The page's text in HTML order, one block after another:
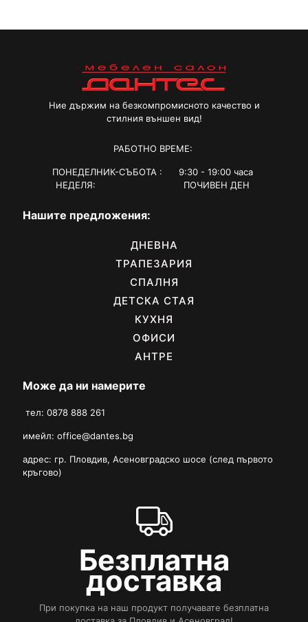
Ние държим на безкомпромисното качество и
стилния външен вид!
РАБОТНО ВРЕМЕ:
ПОНЕДЕЛНИК-СЪБОТА : 9:30 - 19:00 часа
НЕДЕЛЯ: ПОЧИВЕН ДЕН
Нашите предложения:
ДНЕВНА
ТРАПЕЗАРИЯ
СПАЛНЯ
ДЕТСКА СТАЯ
КУХНЯ
ОФИСИ
АНТРЕ
Може да ни намерите
тел: 0878 888 261
имейл: office@dantes.bg
адрес: гр. Пловдив, Асеновградско шосе (след първото
кръгово)
Безплатна
доставка
При покупка на наш продукт получавате безплатна